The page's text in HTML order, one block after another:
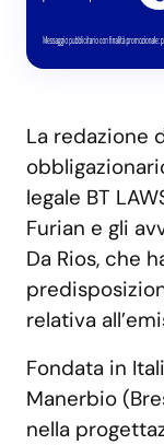
La redazione
legale BT
Furian e gli
Da Rios, che
relativa
Fondata in
Manerbio
nella